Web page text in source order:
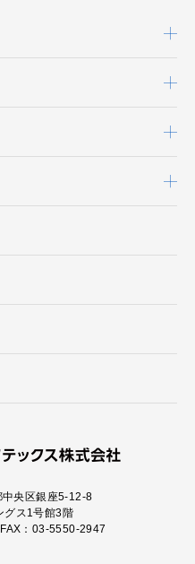
中央区銀座5-12-8
グス1号館3階
：03-5550-2947